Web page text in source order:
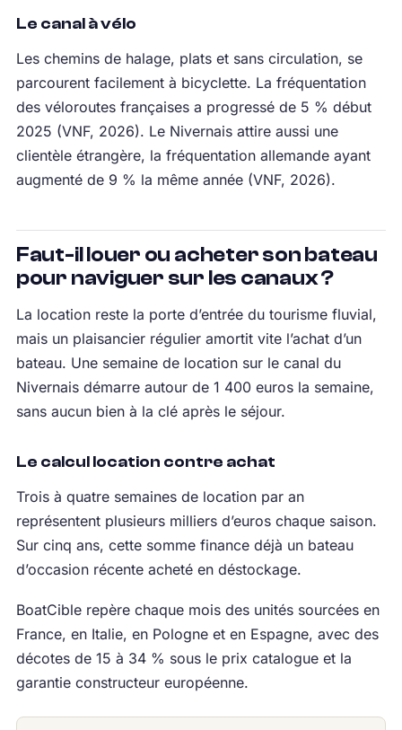
Le canal à vélo
Les chemins de halage, plats et sans circulation, se
parcourent facilement à bicyclette. La fréquentation
des véloroutes françaises a progressé de 5 % début
2025 (VNF, 2026). Le Nivernais attire aussi une
clientèle étrangère, la fréquentation allemande ayant
augmenté de 9 % la même année (VNF, 2026).
Faut-il louer ou acheter son bateau
pour naviguer sur les canaux ?
La location reste la porte d’entrée du tourisme fluvial,
mais un plaisancier régulier amortit vite l’achat d’un
bateau. Une semaine de location sur le canal du
Nivernais démarre autour de 1 400 euros la semaine,
sans aucun bien à la clé après le séjour.
Le calcul location contre achat
Trois à quatre semaines de location par an
représentent plusieurs milliers d’euros chaque saison.
Sur cinq ans, cette somme finance déjà un bateau
d’occasion récente acheté en déstockage.
BoatCible repère chaque mois des unités sourcées en
France, en Italie, en Pologne et en Espagne, avec des
décotes de 15 à 34 % sous le prix catalogue et la
garantie constructeur européenne.